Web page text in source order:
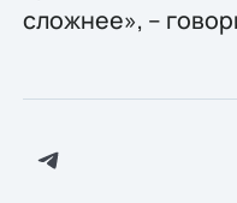
сложнее», –